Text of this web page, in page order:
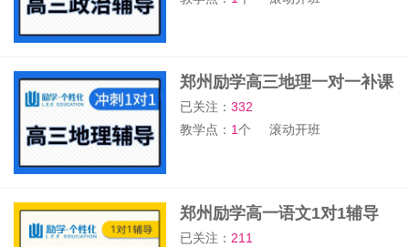
郑州励学高三地理一对一补课
班
已关注：332
教学点： 1个 滚动开班
郑州励学高一语文1对1辅导
班
已关注： 211